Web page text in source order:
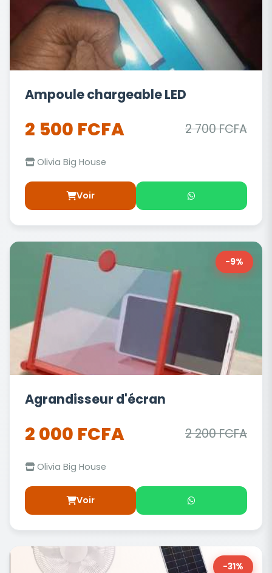
Ampoule chargeable LED
2 500 FCFA 2 700 FCFA
Olivia Big House
Voir
-9%
Agrandisseur d'écran
2 000 FCFA 2 200 FCFA
Olivia Big House
Voir
-31%